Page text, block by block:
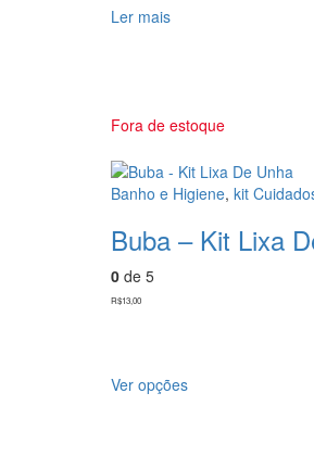
Ler mais
Fora de estoque
Banho e Higiene, kit
Buba – Kit Lixa
0 de 5
R$13,00
Ver opções